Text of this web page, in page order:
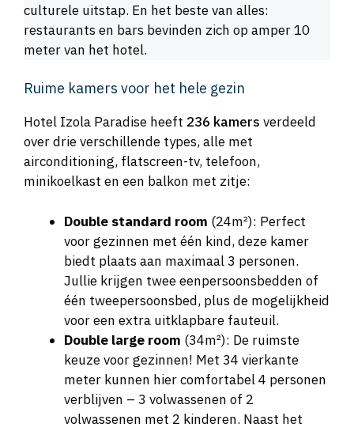
culturele uitstap. En het beste van alles:
restaurants en bars bevinden zich op amper 10
meter van het hotel.
Ruime kamers voor het hele gezin
Hotel Izola Paradise heeft 236 kamers verdeeld
over drie verschillende types, alle met
airconditioning, flatscreen-tv, telefoon,
minikoelkast en een balkon met zitje:
Double standard room (24m²): Perfect
voor gezinnen met één kind, deze kamer
biedt plaats aan maximaal 3 personen.
Jullie krijgen twee eenpersoonsbedden of
één tweepersoonsbed, plus de mogelijkheid
voor een extra uitklapbare fauteuil.
Double large room (34m²): De ruimste
keuze voor gezinnen! Met 34 vierkante
meter kunnen hier comfortabel 4 personen
verblijven – 3 volwassenen of 2
volwassenen met 2 kinderen. Naast het